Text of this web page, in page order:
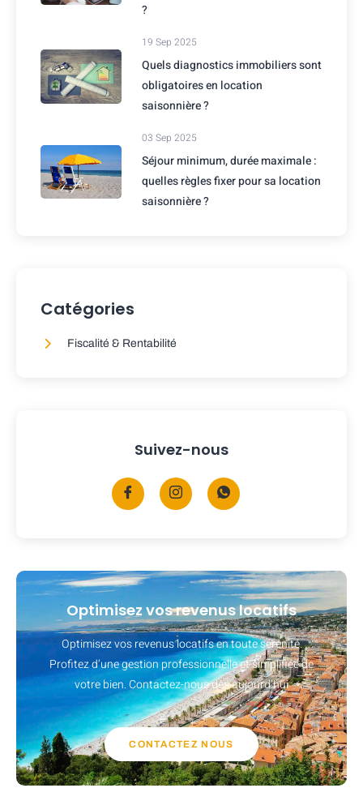
?
19 Sep 2025
Quels diagnostics immobiliers sont
obligatoires en location
saisonnière ?
03 Sep 2025
Séjour minimum, durée maximale :
quelles règles fixer pour sa location
saisonnière ?
Catégories
Fiscalité & Rentabilité
Suivez-nous
Optimisez vos revenus locatifs
Optimisez vos revenus locatifs en toute sérénité.
Profitez d’une gestion professionnelle et simplifiée de
votre bien. Contactez-nous dès aujourd’hui
CONTACTEZ NOUS